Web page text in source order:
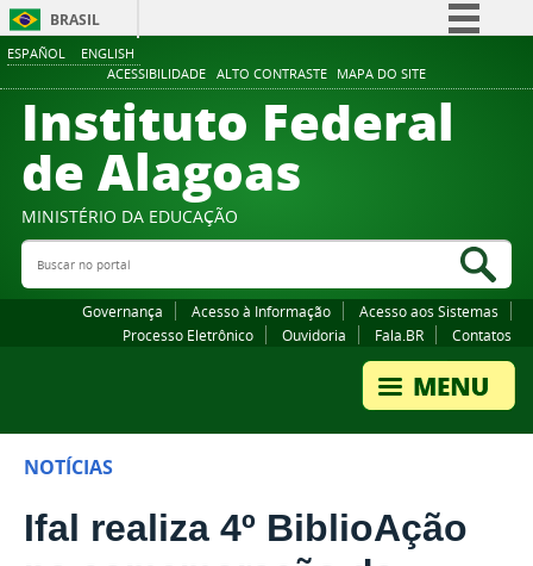
ESPAÑOL ENGLISH
ACESSIBILIDADE ALTO CONTRASTE MAPA DO SITE
BRASIL
Comunica BR
Participe
Canais
Instituto Federal
de Alagoas
MINISTÉRIO DA EDUCAÇÃO
Buscar no portal
Governança Acesso à Informação
Acesso aos Sistemas
Processo Eletrônico
Ouvidoria Fala.BR Contatos
NOTÍCIAS
Ifal realiza 4º BiblioAção